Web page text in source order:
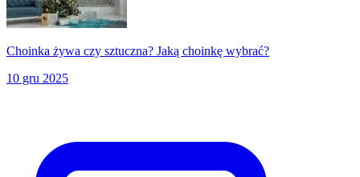
Choinka żywa czy sztuczna? Jaką choinkę wybrać?
10 gru 2025